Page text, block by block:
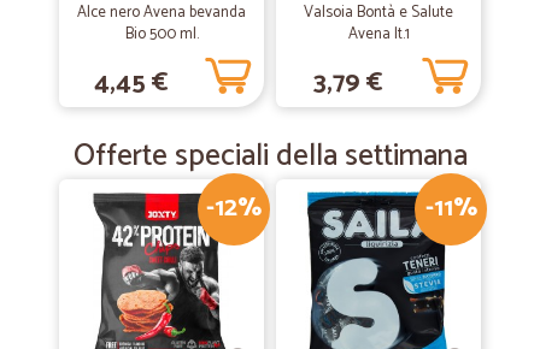
Alce nero Avena bevanda
Bio 500 ml.
4,45 €
Valsoia Bontà e Salute
Avena lt.1
3,79 €
Offerte speciali della settimana
-12% -11%